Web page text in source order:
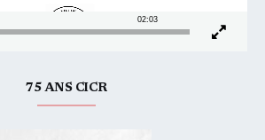
02:03
75 ANS CICR